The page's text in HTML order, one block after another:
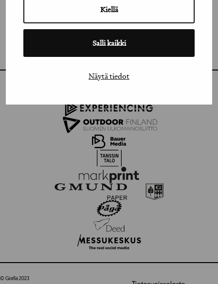
Kiellä
Salli kaikki
Näytä tiedot
FACEBOOK
VIMEO
© Grafia 2023